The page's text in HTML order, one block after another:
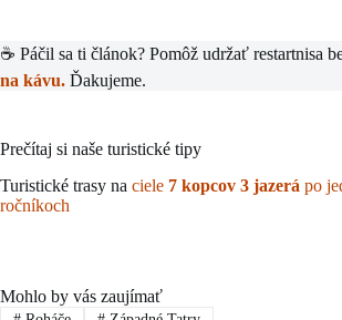
☕ Páčil sa ti článok? Pomôž udržať restartnisa
na kávu. Ďakujeme.
Prečítaj si naše turistické tipy
Turistické trasy na ciele 7 kopcov 3 jazerá po
ročníkoch
Mohlo by vás zaujímať